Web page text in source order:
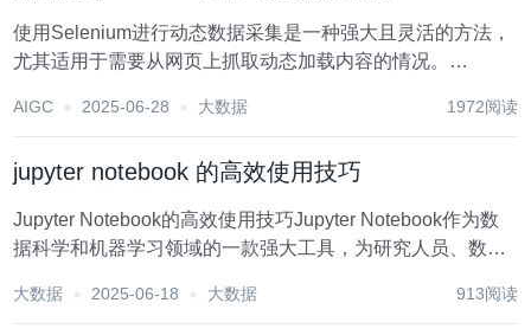
使用Selenium进行动态数据采集是一种强大且灵活的方法，
尤其适用于需要从网页上抓取动态加载内容的情况。
户的行为，如点击、滚动和等待，因此非常适合处理
AIGC 2025-06-28 大数据 1972阅读
jupyter notebook 的高效使用技巧
Jupyter Notebook的高效使用技巧Jupyter Notebook作为数
据科学和机器学习领域的一款强大工具，为研究人员、数据
多种编程语言（如Python、R、Julia等），还允许用户将代
大数据 2025-06-18 大数据 913阅读